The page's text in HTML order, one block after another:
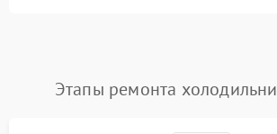
Этапы ремонта